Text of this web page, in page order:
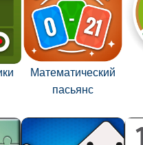
Математический
пасьянс